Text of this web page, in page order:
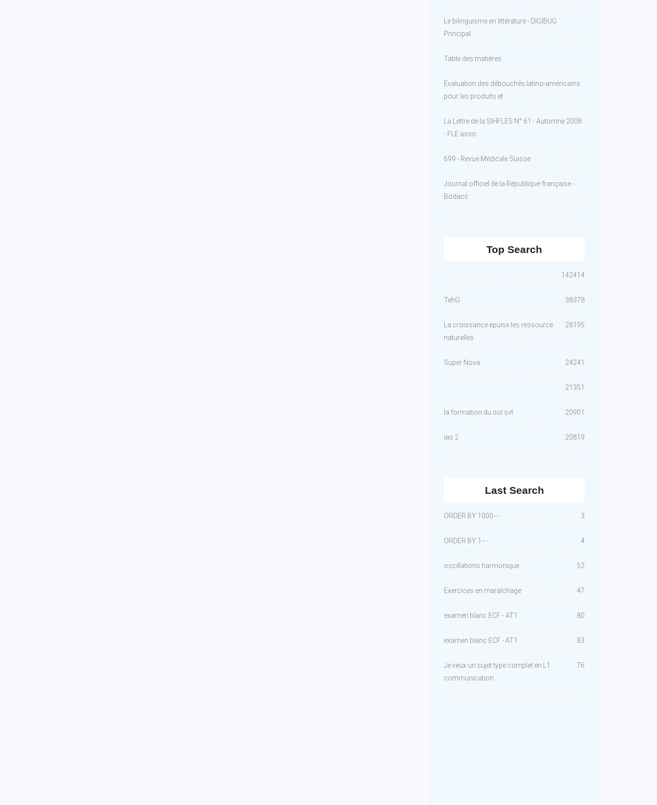
Le bilinguisme en littérature - DIGIBUG
Principal
Table des matières
Évaluation des débouchés latino-américains
pour les produits et ...
La Lettre de la SIHFLES N° 61 - Automne 2008
- FLE asso
699 - Revue Médicale Suisse
Journal officiel de la République française -
Bodacc
Top Search
142414
TehG 38378
La croissance epuise les ressource
naturelles
28195
Super Nova 24241
21351
la formation du sol svt 20901
ias 2 20819
Last Search
ORDER BY 1000-- - 3
ORDER BY 1-- - 4
oscillations harmonique 52
Exercices en maraîchage 47
examen blanc ECF - AT1 80
examen blanc ECF - AT1 83
Je veux un sujet type complet en L1
communication
76